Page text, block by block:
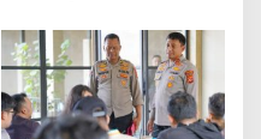
Pengurangan Belanja
Daerah